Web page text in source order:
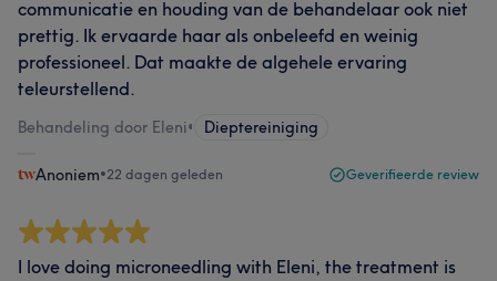
communicatie en houding van de behandelaar ook niet
prettig. Ik ervaarde haar als onbeleefd en weinig
professioneel. Dat maakte de algehele ervaring
teleurstellend.
Behandeling door Eleni• Dieptereiniging
Anoniem•22 dagen geleden Geverifieerde review
I love doing microneedling with Eleni, the treatment is